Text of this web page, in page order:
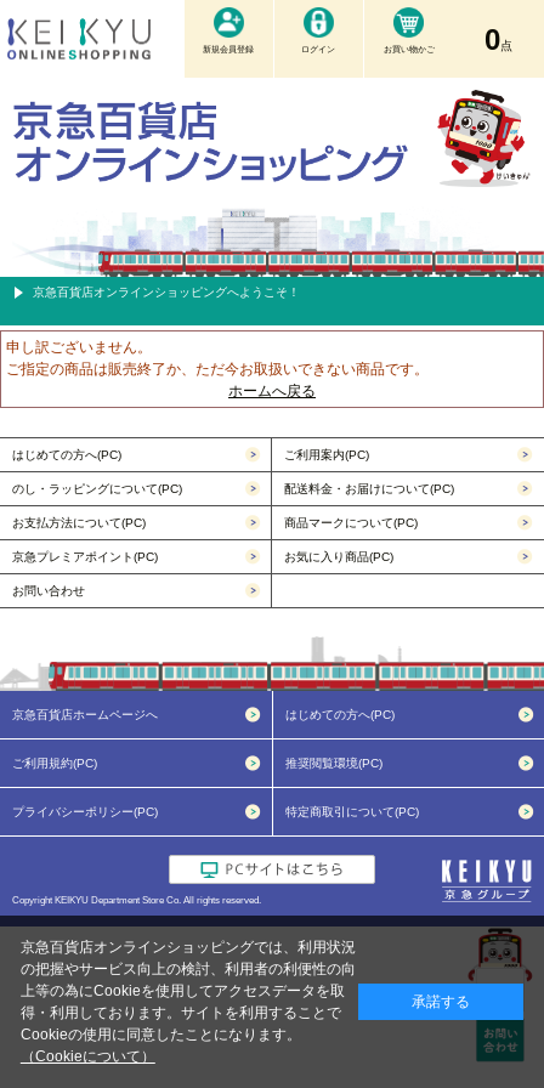
新規会員登録 ログイン お買い物かご 0点
京急百貨店オンラインショッピングへようこそ！
申し訳ございません。
ご指定の商品は販売終了か、ただ今お取扱いできない商品です。
ホームへ戻る
はじめての方へ(PC) ご利用案内(PC)
のし・ラッピングについて(PC) 配送料金・お届けについて(PC)
お支払方法について(PC) 商品マークについて(PC)
京急プレミアポイント(PC) お気に入り商品(PC)
お問い合わせ
京急百貨店ホームページへ はじめての方へ(PC)
ご利用規約(PC) 推奨閲覧環境(PC)
プライバシーポリシー(PC) 特定商取引について(PC)
Copyright KEIKYU Department Store Co. All rights reserved.
京急百貨店オンラインショッピングでは、利用状況
の把握やサービス向上の検討、利用者の利便性の向
上等の為にCookieを使用してアクセスデータを取
得・利用しております。サイトを利用することで
Cookieの使用に同意したことになります。
（Cookieについて）
承諾する